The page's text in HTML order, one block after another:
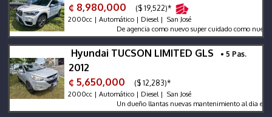
¢ 8,980,000
($ 19,522)*
2000cc | Automático | Diesel | San José
De agencia como nuevo super cuidado como nuevo
Hyundai TUCSON LIMITED GLS • 5 Pas.
2012
¢ 5,650,000
($ 12,283)*
2000cc | Automático | Diesel | San José
Un dueño llantas nuevas mantenimiento al dia en